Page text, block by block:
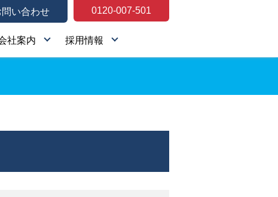
問い合わせ 0120-007-501
社案内 採用情報